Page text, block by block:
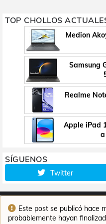
Este post se publicó hace
probablemente hayan
TOP CHOLLOS
Medion
Samsung
Realme
Apple iPad
a
SÍGUENOS
Twitter
Inicio Contacto